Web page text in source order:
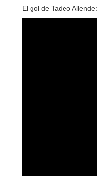
El gol de Tadeo Allende: